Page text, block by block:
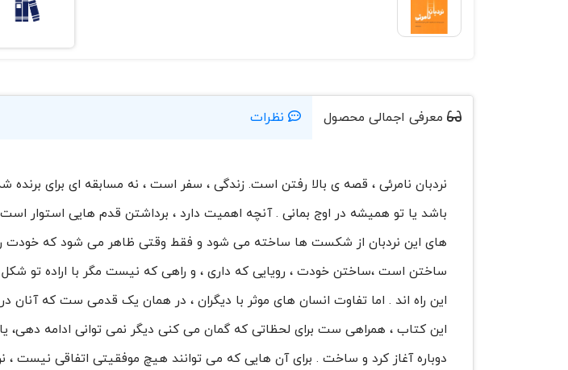
معرفی اجمالی محصول نظرات
نردبان نامرئی ، قصه ی بالا رفتن است. زندگی ، سفر است ، نه مسابقه ای برای
باشد یا تو همیشه در اوج بمانی . آنچه اهمیت دارد ، برداشتن قدم هایی استوار
های این نردبان از شکست ها ساخته می شود و فقط وقتی ظاهر می شود که خودت را
ساختن است ،ساختن خودت ، رویایی که داری ، و راهی که نیست مگر با اراده تو
این راه اند . اما تفاوت انسان های موثر با دیگران ، در همان یک قدمی ست که
این کتاب ، همراهی ست برای لحظاتی که گمان می کنی دیگر نمی توانی ادامه دهی،
دوباره آغاز کرد و ساخت . برای آن هایی که می توانند هیچ موفقیتی اتفاقی نیست ،